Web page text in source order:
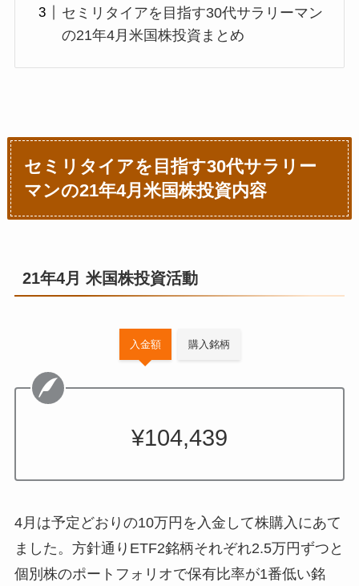
セミリタイアを目指す30代サラリーマン
の21年4月米国株投資まとめ
セミリタイアを目指す30代サラリー
マンの21年4月米国株投資内容
21年4月 米国株投資活動
入金額 購入銘柄
¥104,439
4月は予定どおりの10万円を入金して株購入にあて
ました。方針通りETF2銘柄それぞれ2.5万円ずつと
個別株のポートフォリオで保有比率が1番低い銘